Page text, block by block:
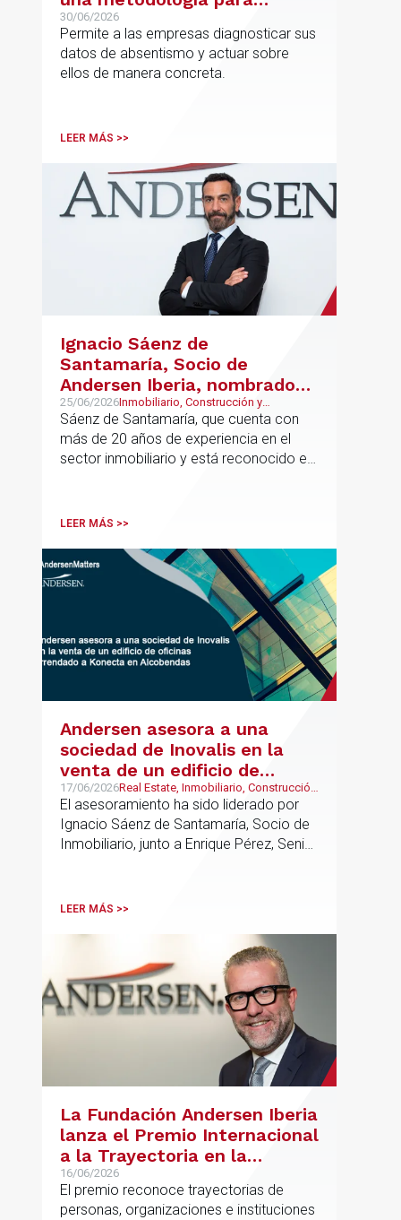
reducir el absentismo de
forma estructurada y
sostenible
30/06/2026
Permite a las empresas diagnosticar sus
datos de absentismo y actuar sobre
ellos de manera concreta.
LEER MÁS >>
Ignacio Sáenz de
Santamaría, Socio de
Andersen Iberia, nombrado
director europeo de
Inmobiliario de Andersen
25/06/2026Inmobiliario, Construcción y
Urbanismo, Real Estate
Sáenz de Santamaría, que cuenta con
más de 20 años de experiencia en el
sector inmobiliario y está reconocido en
codirigirá el EU Real Estate Industry
UK.
LEER MÁS >>
Andersen asesora a una
sociedad de Inovalis en la
venta de un edificio de
oficinas arrendado a Konecta
en Alcobendas
17/06/2026Real Estate, Inmobiliario, Construcción
y Urbanismo
El asesoramiento ha sido liderado por
Ignacio Sáenz de Santamaría, Socio de
Inmobiliario, junto a Enrique Pérez, Senior
LEER MÁS >>
La Fundación Andersen Iberia
lanza el Premio Internacional
a la Trayectoria en la
Promoción de la Educación
16/06/2026
El premio reconoce trayectorias de
personas, organizaciones e instituciones